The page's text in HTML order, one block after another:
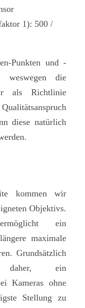
1): 500 /
Punkten und -
weswegen die
als Richtlinie
diese natürlich
kommen wir
Objektivs.
ein
maximale
Grundsätzlich
ein
Kameras ohne
Stellung zu